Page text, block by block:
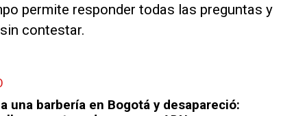
permite responder todas las preguntas y
contestar.
una barbería en Bogotá y desapareció: